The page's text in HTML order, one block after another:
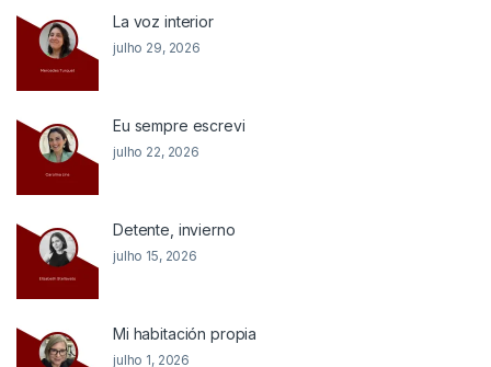
La voz interior
julho 29, 2026
Eu sempre escrevi
julho 22, 2026
Detente, invierno
julho 15, 2026
Mi habitación propia
julho 1, 2026